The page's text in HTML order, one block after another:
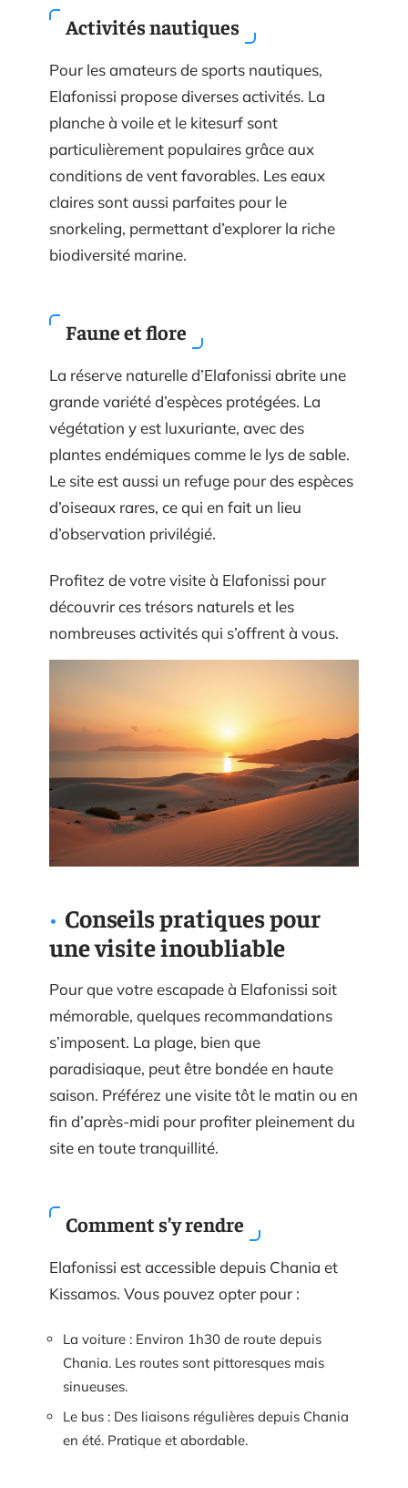
Activités nautiques
Pour les amateurs de sports nautiques,
Elafonissi propose diverses activités. La
planche à voile et le kitesurf sont
particulièrement populaires grâce aux
conditions de vent favorables. Les eaux
claires sont aussi parfaites pour le
snorkeling, permettant d’explorer la riche
biodiversité marine.
Faune et flore
La réserve naturelle d’Elafonissi abrite une
grande variété d’espèces protégées. La
végétation y est luxuriante, avec des
plantes endémiques comme le lys de sable.
Le site est aussi un refuge pour des espèces
d’oiseaux rares, ce qui en fait un lieu
d’observation privilégié.
Profitez de votre visite à Elafonissi pour
découvrir ces trésors naturels et les
nombreuses activités qui s’offrent à vous.
Conseils pratiques pour
une visite inoubliable
Pour que votre escapade à Elafonissi soit
mémorable, quelques recommandations
s’imposent. La plage, bien que
paradisiaque, peut être bondée en haute
saison. Préférez une visite tôt le matin ou en
fin d’après-midi pour profiter pleinement du
site en toute tranquillité.
Comment s’y rendre
Elafonissi est accessible depuis Chania et
Kissamos. Vous pouvez opter pour :
La voiture : Environ 1h30 de route depuis
Chania. Les routes sont pittoresques mais
sinueuses.
Le bus : Des liaisons régulières depuis Chania
en été. Pratique et abordable.